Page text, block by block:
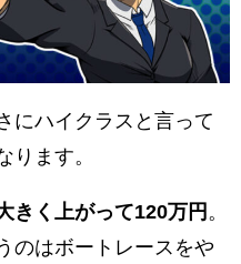
にハイクラスと言って
ります。
きく上がって120万円 。
のはボートレースをや